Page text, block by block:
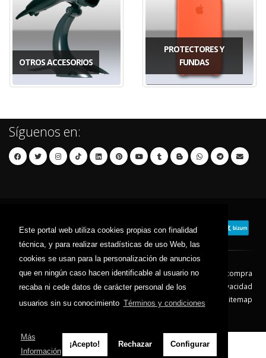
Este portal web utiliza cookies propias con finalidad
técnica, y para realizar estadísticas de uso Web, las
cookies se usan para la personalización de anuncios
que en ningún caso hacen identificable al usuario no
recaba ni cede datos de carácter personal de los
usuarios sin su conocimiento Términos y condiciones
Más
Información
¡Acepto! Rechazar Configurar
OTROS ACCESORIOS
PROTECTORES Y
FUNDAS
Síguenos en:
Contacto Aviso Legal
Condiciones de compra
Política de envíos
Política de devolución
Política de Privacidad
Política de Cookies
Sitemap